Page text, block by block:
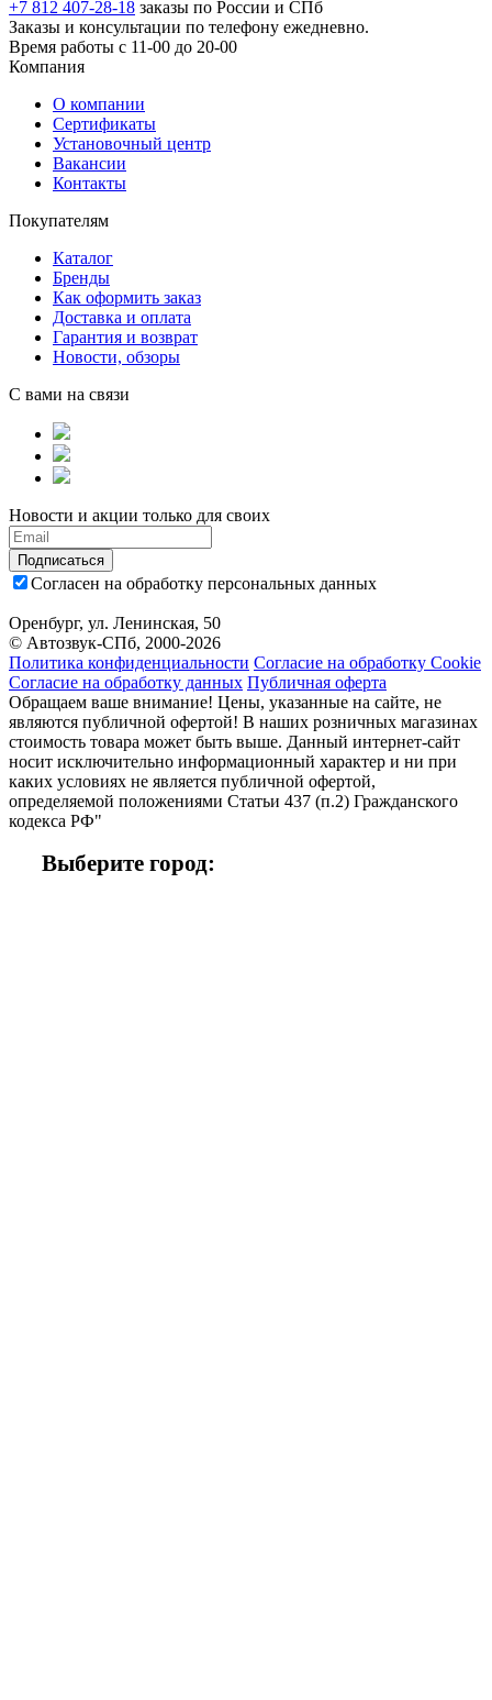
+7 812 407-28-18 заказы по России и СПб
Заказы и консультации по телефону ежедневно.
Время работы с 11-00 до 20-00
Компания
О компании
Сертификаты
Установочный центр
Вакансии
Контакты
Покупателям
Каталог
Бренды
Как оформить заказ
Доставка и оплата
Гарантия и возврат
Новости, обзоры
С вами на связи
Новости и акции только для своих
Подписаться
Согласен на обработку персональных данных
Оренбург, ул. Ленинская, 50
© Автозвук-СПб, 2000-2026
Политика конфиденциальности Согласие на обработку Cookie
Согласие на обработку данных Публичная оферта
Обращаем ваше внимание! Цены, указанные на сайте, не
являются публичной офертой! В наших розничных магазинах
стоимость товара может быть выше. Данный интернет-сайт
носит исключительно информационный характер и ни при
каких условиях не является публичной офертой,
определяемой положениями Статьи 437 (п.2) Гражданского
кодекса РФ"
Выберите город: